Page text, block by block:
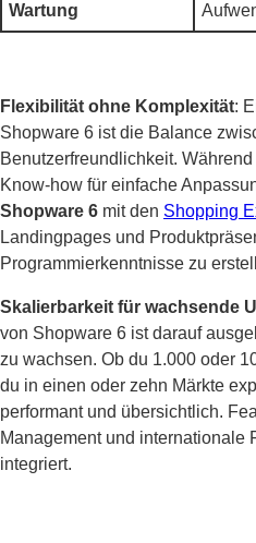
Wartung
Flexibilität ohne Komplexität:
Shopware 6 ist die Balance
Benutzerfreundlichkeit.
Know-how für einfache
Shopware 6 mit den Shopping
Landingpages und
Programmierkenntnisse zu
Skalierbarkeit für wachsende
von Shopware 6 ist darauf
zu wachsen. Ob du 1.000 oder
du in einen oder zehn Märkte
performant und übersichtlich.
Management und internationale
integriert.